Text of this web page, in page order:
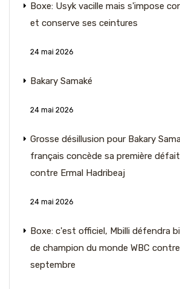
Boxe: Usyk vacille mais s'impose
et conserve ses ceintures
24 mai 2026
Bakary Samaké
24 mai 2026
Grosse désillusion pour Bakary
français concède sa première
contre Ermal Hadribeaj
24 mai 2026
Boxe: c'est officiel, Mbilli défendra
de champion du monde WBC
septembre